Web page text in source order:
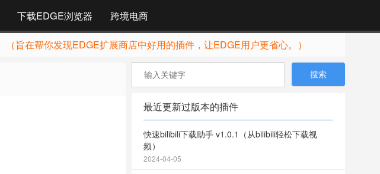
下载EDGE浏览器 跨境电商
（旨在帮你发现EDGE扩展商店中好用的插件，让EDGE用户更省心。）
最近更新过版本的插件
快速bilibili下载助手 v1.0.1（从bilibili轻松下载视
频）
2024-04-05